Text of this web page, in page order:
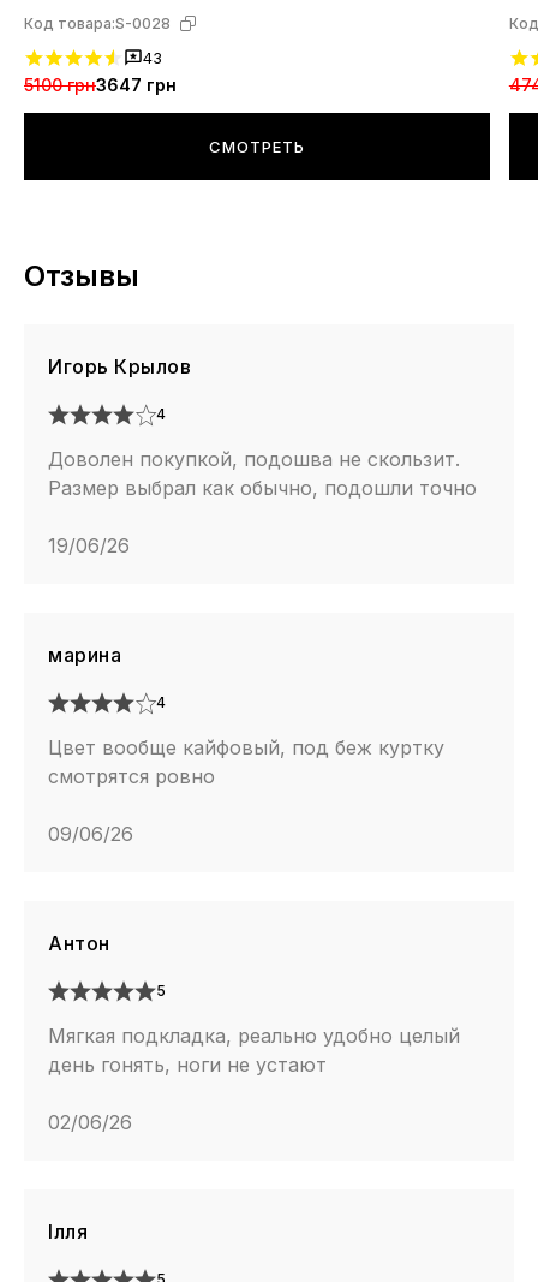
Код товара:S-0028
43
5100 грн3647 грн
СМОТРЕТЬ
Отзывы
Игорь Крылов
4
Доволен покупкой, подошва не скользит.
Размер выбрал как обычно, подошли точно
19/06/26
марина
4
Цвет вообще кайфовый, под беж куртку
смотрятся ровно
09/06/26
Антон
5
Мягкая подкладка, реально удобно целый
день гонять, ноги не устают
02/06/26
Ілля